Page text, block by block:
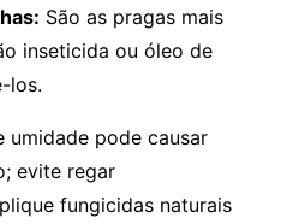
São as pragas mais
inseticida ou óleo de
los.
umidade pode causar
evite regar
fungicidas naturais